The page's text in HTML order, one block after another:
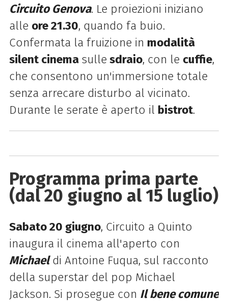
Circuito Genova. Le proiezioni iniziano
alle ore 21.30, quando fa buio.
Confermata la fruizione in modalità
silent cinema sulle sdraio, con le cuffie,
che consentono un'immersione totale
senza arrecare disturbo al vicinato.
Durante le serate è aperto il bistrot.
Programma prima parte
(dal 20 giugno al 15 luglio)
Sabato 20 giugno, Circuito a Quinto
inaugura il cinema all'aperto con
Michaeldi Antoine Fuqua, sul racconto
della superstar del pop Michael
Jackson. Si prosegue con Il bene comune